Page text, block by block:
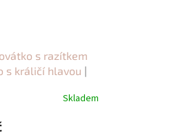
s razítkem
s králičí hlavou |
Skladem